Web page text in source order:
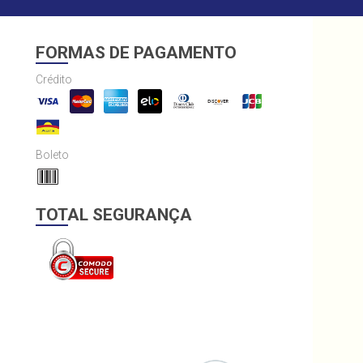
FORMAS DE PAGAMENTO
Crédito
Boleto
TOTAL SEGURANÇA